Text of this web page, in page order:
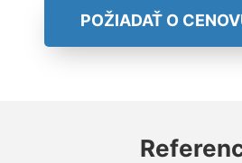
POŽIADAŤ O